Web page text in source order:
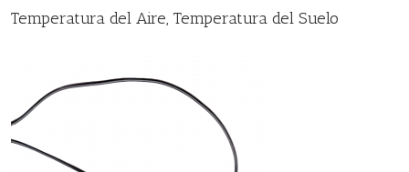
Temperatura del Aire, Temperatura del Suelo